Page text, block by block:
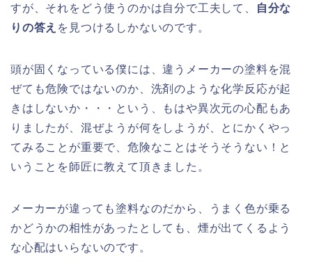
すが、それをどう使うのかは自分で工夫して、
自分な
りの答え を見つけるしかないのです。
頭が固くなっている僕には、違うメーカーの塗料を混
ぜても危険ではないのか、洗剤のような化学反応が起
きはしないか・・・という、もはや異次元の心配もあ
りましたが、混ぜようが何をしようが、とにかくやっ
てみることが重要で、危険なことはそうそうない！と
いうことを師匠に教えて頂きました。
メーカーが違っても塗料なのだから、うまく色が乗る
かどうかの相性があったとしても、煙が出てくるよう
な心配はいらないのです。